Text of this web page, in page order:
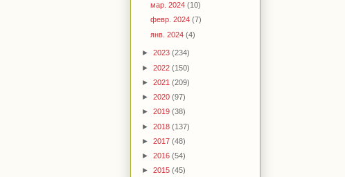
мар. 2024(10)
февр. 2024(7)
янв. 2024(4)
► 2023 (234)
► 2022 (150)
► 2021 (209)
► 2020 (97)
► 2019 (38)
► 2018 (137)
► 2017 (48)
► 2016 (54)
► 2015 (45)